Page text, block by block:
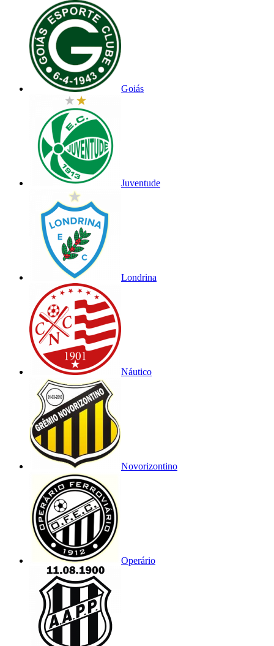
Goiás
Juventude
Londrina
Náutico
Novorizontino
Operário